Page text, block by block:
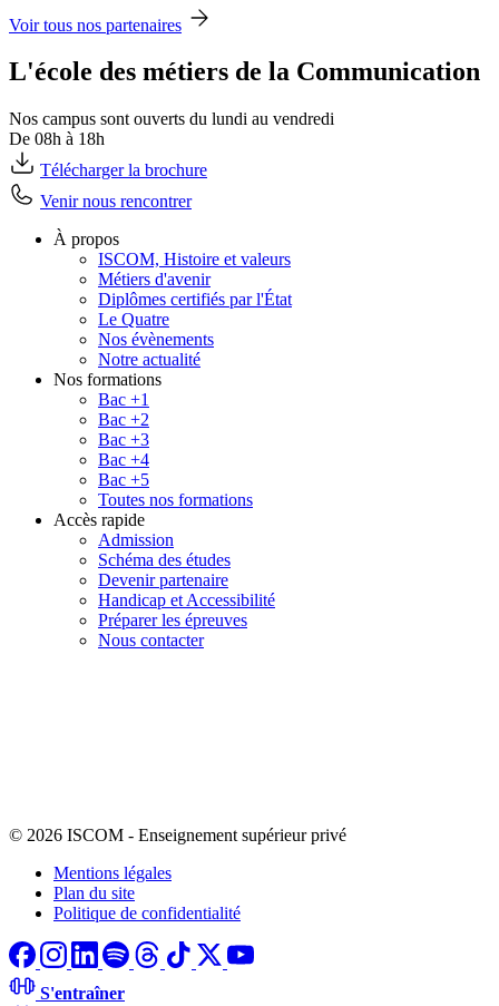
Voir tous nos partenaires
L'école des métiers de la Communication
Nos campus sont ouverts du lundi au vendredi
De 08h à 18h
Télécharger la brochure
Venir nous rencontrer
À propos
ISCOM, Histoire et valeurs
Métiers d'avenir
Diplômes certifiés par l'État
Le Quatre
Nos évènements
Notre actualité
Nos formations
Bac +1
Bac +2
Bac +3
Bac +4
Bac +5
Toutes nos formations
Accès rapide
Admission
Schéma des études
Devenir partenaire
Handicap et Accessibilité
Préparer les épreuves
Nous contacter
© 2026 ISCOM - Enseignement supérieur privé
Mentions légales
Plan du site
Politique de confidentialité
S'entraîner